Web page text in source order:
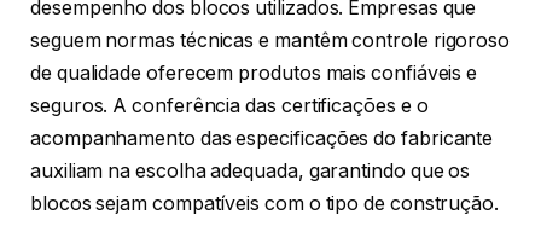
desempenho dos blocos utilizados. Empresas que
seguem normas técnicas e mantêm controle rigoroso
de qualidade oferecem produtos mais confiáveis e
seguros. A conferência das certificações e o
acompanhamento das especificações do fabricante
auxiliam na escolha adequada, garantindo que os
blocos sejam compatíveis com o tipo de construção.